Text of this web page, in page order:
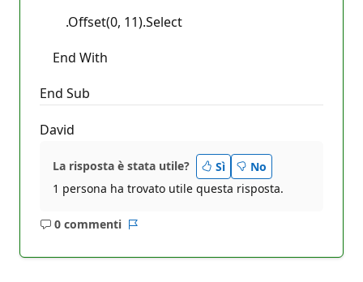
.Offset(0, 11).Select
End With
End Sub
David
La risposta è stata utile? Sì
No
1 persona ha trovato utile questa risposta.
0 commenti
Nessun